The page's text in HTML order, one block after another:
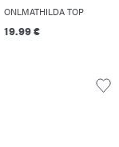
ONLMATHILDA TOP
19.99 €